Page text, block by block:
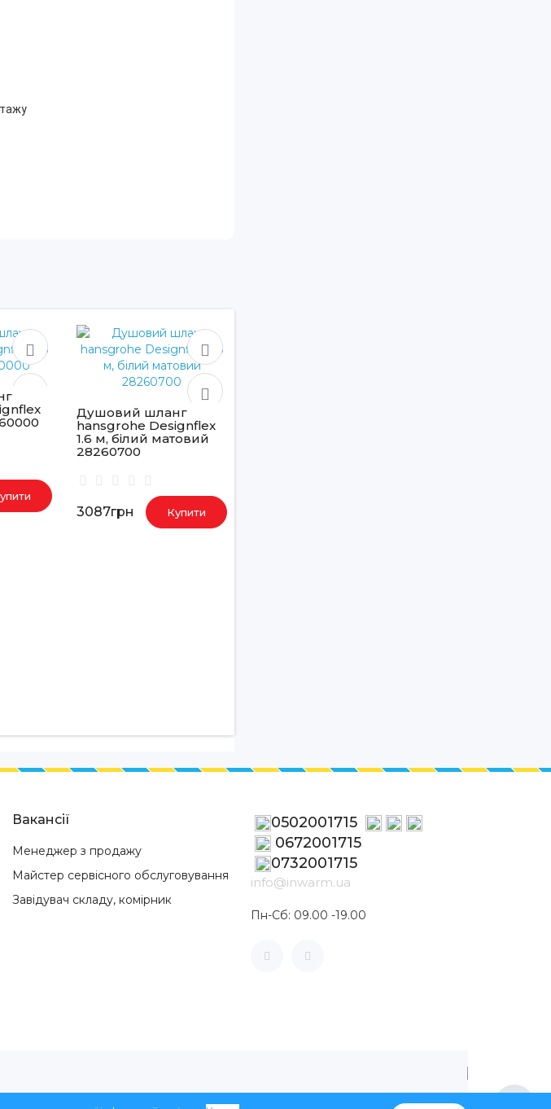
Душовий шланг
hansgrohe Designflex
1.6 м, білий матовий
28260700
3087грн Купити
Вакансії
Менеджер з продажу
Майстер сервісного обслуговування
Завідувач складу, комірник
0502001715
0672001715
0732001715
info@inwarm.ua
Пн-Сб: 09.00 -19.00